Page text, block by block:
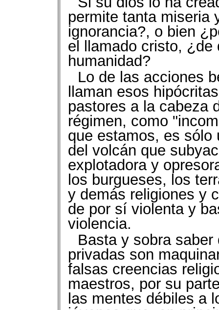
permite tanta miseria
ignorancia?, o bien
el llamado cristo, ¿de
humanidad?
Lo de las acciones
llaman esos
pastores a la cabeza
régimen, como
que estamos, es sólo
del volcán que
explotadora y
los burgueses, los
y demás religiones y
de por sí violenta y
violencia.
Basta y sobra
privadas son
falsas creencias
maestros, por su
las mentes débiles a